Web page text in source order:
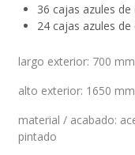
36 cajas azules
24 cajas azules
largo exterior: 700 mm
alto exterior: 1650 mm
material / acabado:
pintado